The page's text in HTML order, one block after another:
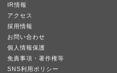
IR情報
アクセス
採用情報
お問い合わせ
個人情報保護
免責事項・著作権等
SNS利用ポリシー